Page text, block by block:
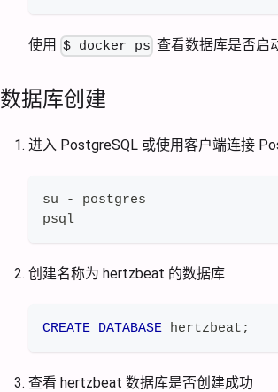
使用 $ docker ps 查看数据库是否启
数据库创建
进入 PostgreSQL 或使用客户端连接
su - postgres
psql
创建名称为 hertzbeat 的数据库
CREATE DATABASE hertzbeat ;
查看 hertzbeat 数据库是否创建成功